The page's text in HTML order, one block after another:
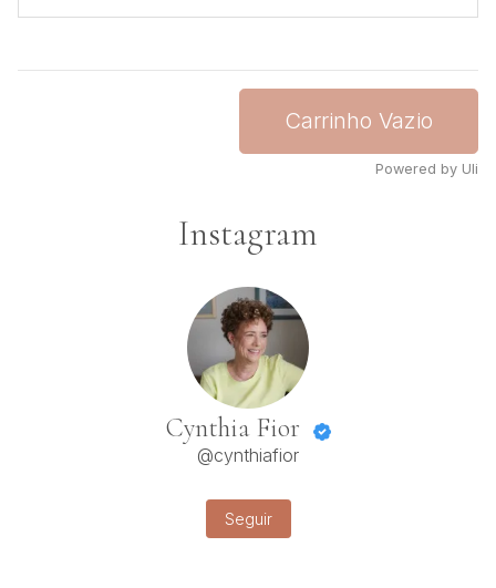
Carrinho Vazio
Powered by Uli
Instagram
Cynthia Fior
@cynthiafior
Seguir